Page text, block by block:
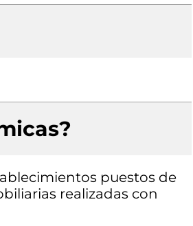
puestos de
realizadas con